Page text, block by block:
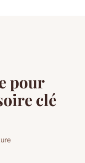
pour
clé